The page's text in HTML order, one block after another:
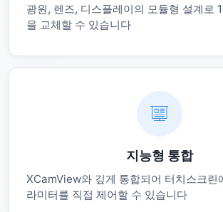
광원, 렌즈, 디스플레이의 모듈형 설계로
을 교체할 수 있습니다
지능형 통합
XCamView와 깊게 통합되어 터치스크린
라미터를 직접 제어할 수 있습니다